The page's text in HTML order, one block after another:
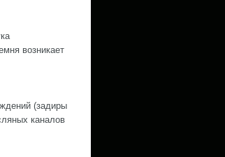
возникает
(задиры
каналов